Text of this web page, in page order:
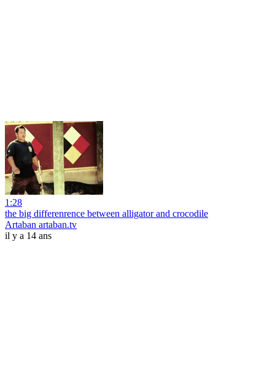
1:28
the big differenrence between alligator and crocodile
Artaban artaban.tv
il y a 14 ans